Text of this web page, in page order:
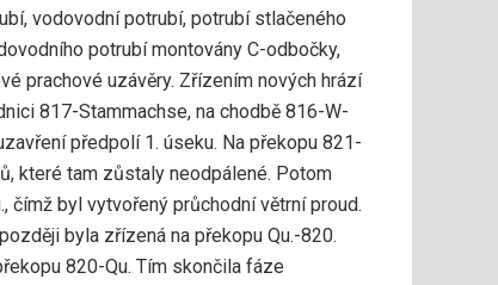
vodovodní potrubí, potrubí stlačeného
potrubí montovány C-odbočky,
prachové uzávěry. Zřízením nových hrází
817-Stammachse, na chodbě 816-W-
předpolí 1. úseku. Na překopu 821-
které tam zůstaly neodpálené. Potom
čímž byl vytvořený průchodní větrní proud.
byla zřízená na překopu Qu.-820.
820-Qu. Tím skončila fáze